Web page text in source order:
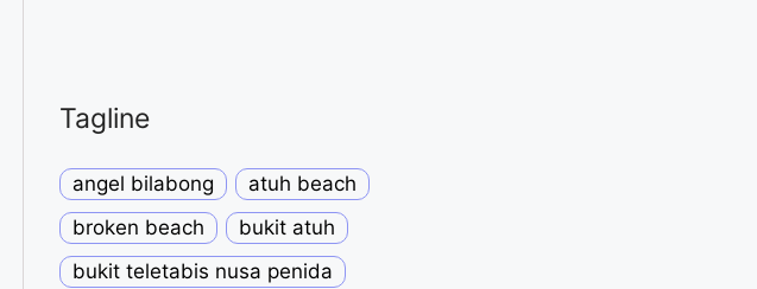
Tagline
angel bilabong
atuh beach
broken beach
bukit atuh
bukit teletabis nusa penida